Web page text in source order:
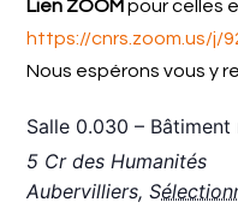
Lien ZOOMpour celles
https://cnrs.zoom.us/j/
Nous espérons vous y
Salle 0.030 – Bâtiment
5 Cr des Humanités
Aubervilliers,